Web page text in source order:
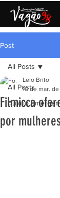
Post
All Posts
Auxilio
All Posts
Filmicca
por
Lelo Brito
10 de mar.